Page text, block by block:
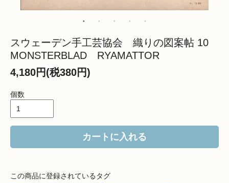
スウェーデン手工芸協会 織りの図案帖 10
MONSTERBLAD RYAMATTOR
4,180円(税380円)
個数
カートに入れる
この商品に登録されているタグ